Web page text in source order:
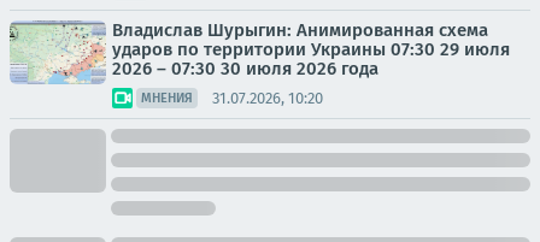
Владислав Шурыгин: Анимированная схема
ударов по территории Украины 07:30 29 июля
2026 – 07:30 30 июля 2026 года
МНЕНИЯ 31.07.2026, 10:20